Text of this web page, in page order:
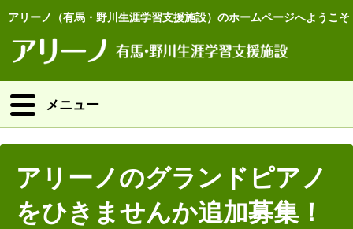
アリーノ（有馬・野川生涯学習支援施設）のホームページへようこそ
メニュー
アリーノのグランドピアノ
をひきませんか追加募集！